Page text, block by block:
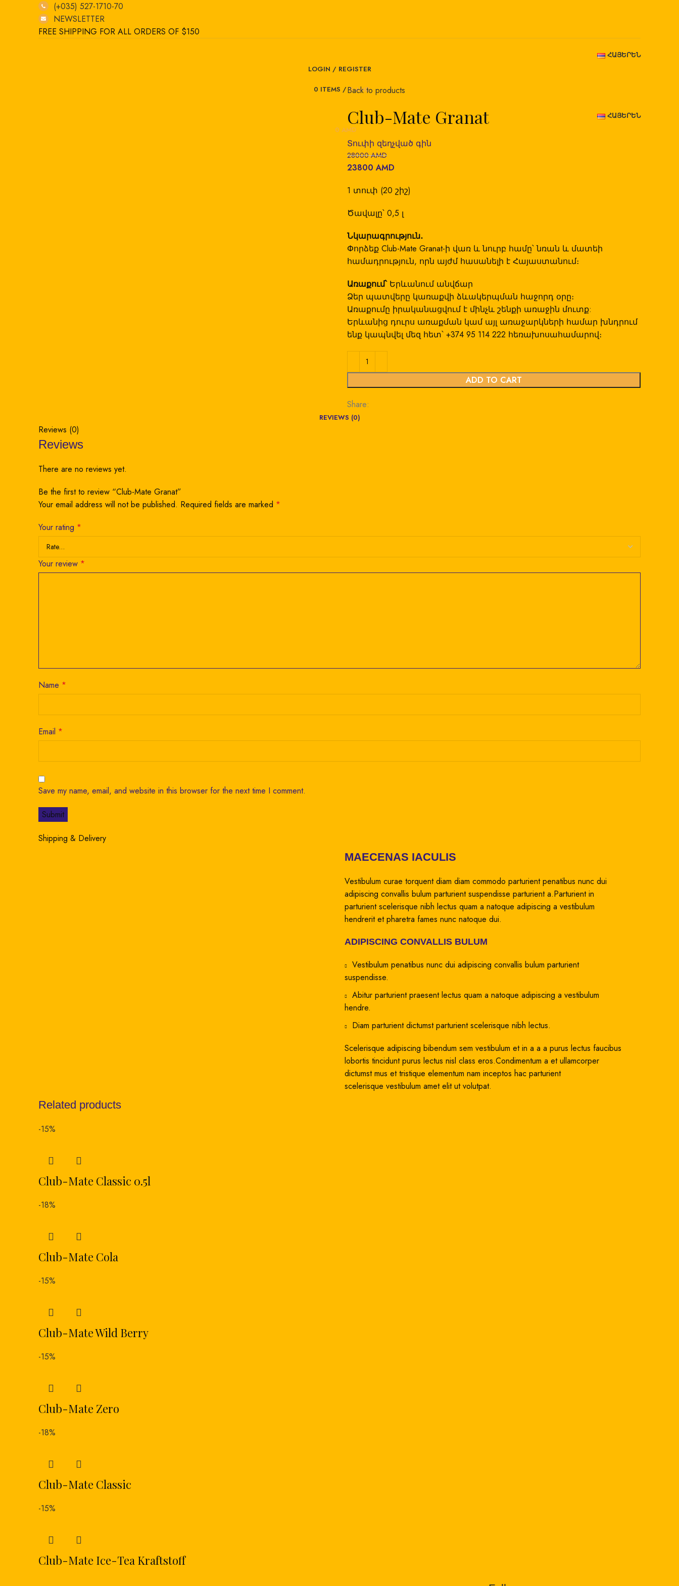
(+035) 527-1710-70
NEWSLETTER
FREE SHIPPING FOR ALL ORDERS OF $150
ՀԱՅԵՐԵՆ
LOGIN / REGISTER
0 ITEMS / 0AMD
ՀԱՅԵՐԵՆ
0 AMD
Back to products
Club-Mate Granat
28000AMD
23800AMD
1 տուփ (20 շիշ)
Ծավալը՝ 0,5 լ
Նկարագրություն․
Փորձեք Club-Mate Granat-ի վառ և նուրբ համը՝ նռան և մատեի
համադրություն, որն այժմ հասանելի է Հայաստանում։
Առաքում՝Երևանում անվճար
Ձեր պատվերը կառաքվի ձևակերպման հաջորդ օրը։
Առաքումը իրականացվում է մինչև շենքի առաջին մուտք:
Երևանից դուրս առաքման կամ այլ առաջարկների համար խնդրում
ենք կապնվել մեզ հետ՝ +374 95 114 222 հեռախոսահամարով։
ADD TO CART
Share:
REVIEWS (0)
Reviews (0)
Reviews
There are no reviews yet.
Be the first to review “Club-Mate Granat”
Your email address will not be published. Required fields are marked *
Your rating *
Your review *
Name *
Email *
Save my name, email, and website in this browser for the next time I comment.
Shipping & Delivery
MAECENAS IACULIS
Vestibulum curae torquent diam diam commodo parturient penatibus nunc dui
adipiscing convallis bulum parturient suspendisse parturient a.Parturient in
parturient scelerisque nibh lectus quam a natoque adipiscing a vestibulum
hendrerit et pharetra fames nunc natoque dui.
ADIPISCING CONVALLIS BULUM
Vestibulum penatibus nunc dui adipiscing convallis bulum parturient
suspendisse.
Abitur parturient praesent lectus quam a natoque adipiscing a vestibulum
hendre.
Diam parturient dictumst parturient scelerisque nibh lectus.
Scelerisque adipiscing bibendum sem vestibulum et in a a a purus lectus faucibus
lobortis tincidunt purus lectus nisl class eros.Condimentum a et ullamcorper
dictumst mus et tristique elementum nam inceptos hac parturient
scelerisque vestibulum amet elit ut volutpat.
Related products
-15%
Club-Mate Classic 0.5l
-18%
Club-Mate Cola
-15%
Club-Mate Wild Berry
-15%
Club-Mate Zero
-18%
Club-Mate Classic
-15%
Club-Mate Ice-Tea Kraftstoff